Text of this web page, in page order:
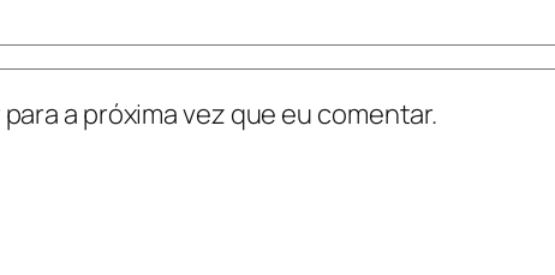
a próxima vez que eu comentar.